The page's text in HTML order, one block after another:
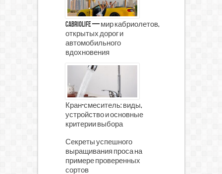
CabrioLife — мир кабриолетов,
открытых дорог и
автомобильного
вдохновения
Кран-смеситель: виды,
устройство и основные
критерии выбора
Секреты успешного
выращивания проса на
примере проверенных
сортов